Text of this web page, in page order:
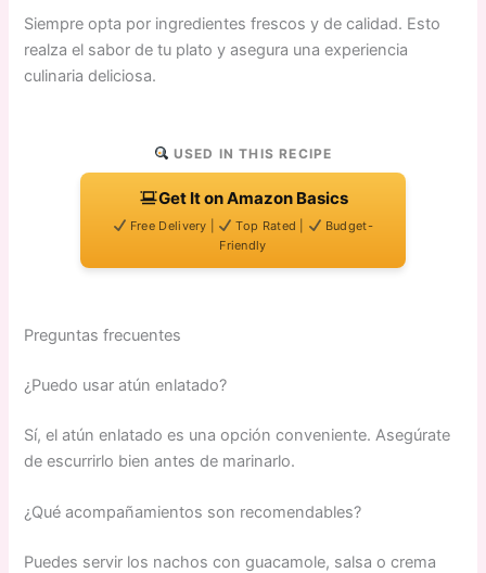
Siempre opta por ingredientes frescos y de calidad. Esto
realza el sabor de tu plato y asegura una experiencia
culinaria deliciosa.
USED IN THIS RECIPE
Get It on Amazon Basics
Free Delivery | Top Rated |
Budget-
Friendly
Preguntas frecuentes
¿Puedo usar atún enlatado?
Sí, el atún enlatado es una opción conveniente. Asegúrate
de escurrirlo bien antes de marinarlo.
¿Qué acompañamientos son recomendables?
Puedes servir los nachos con guacamole, salsa o crema